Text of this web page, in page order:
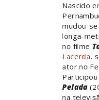
Nascido
mudou-
longa-
no filme
Lacerda,
ator no
Pelada
na